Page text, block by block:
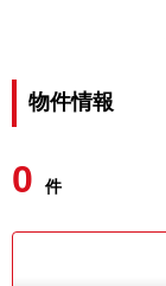
物件情報
0 件